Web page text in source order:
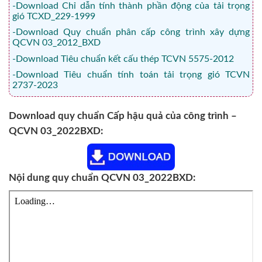
-Download Chỉ dẫn tính thành phần động của tải trọng
gió TCXD_229-1999
-Download Quy chuẩn phân cấp công trình xây dựng
QCVN 03_2012_BXD
-Download Tiêu chuẩn kết cấu thép TCVN 5575-2012
-Download Tiêu chuẩn tính toán tải trọng gió TCVN
2737-2023
Download quy chuẩn Cấp hậu quả của công trình –
QCVN 03_2022BXD:
Nội dung quy chuẩn QCVN 03_2022BXD: